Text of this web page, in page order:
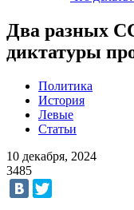
Два разных
диктатуры
Политика
История
Левые
Статьи
10 декабря, 2024
3485